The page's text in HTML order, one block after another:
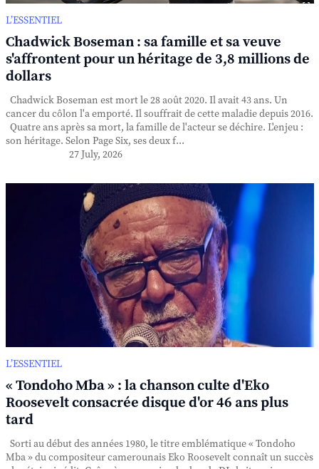
L’ESSENTIEL
Chadwick Boseman : sa famille et sa veuve
s'affrontent pour un héritage de 3,8 millions de
dollars
Chadwick Boseman est mort le 28 août 2020. Il avait 43 ans. Un
cancer du côlon l'a emporté. Il souffrait de cette maladie depuis 2016.
Quatre ans après sa mort, la famille de l'acteur se déchire. L'enjeu :
son héritage. Selon Page Six, ses deux f...
27 July, 2026
L’ESSENTIEL
« Tondoho Mba » : la chanson culte d'Eko
Roosevelt consacrée disque d'or 46 ans plus
tard
Sorti au début des années 1980, le titre emblématique « Tondoho
Mba » du compositeur camerounais Eko Roosevelt connaît un succès